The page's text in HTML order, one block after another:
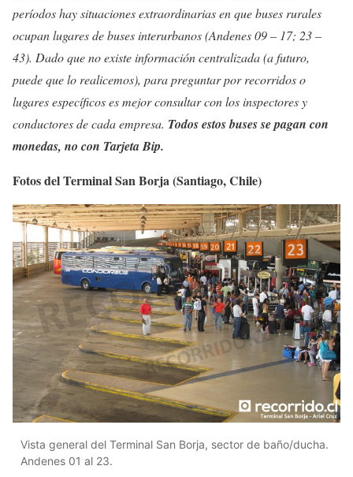
períodos hay situaciones extraordinarias en que buses rurales
ocupan lugares de buses interurbanos (Andenes 09 – 17; 23 –
43). Dado que no existe información centralizada (a futuro,
puede que lo realicemos), para preguntar por recorridos o
lugares específicos es mejor consultar con los inspectores y
conductores de cada empresa. Todos estos buses se pagan con
monedas, no con Tarjeta Bip.
Fotos del Terminal San Borja (Santiago, Chile)
Vista general del Terminal San Borja, sector de baño/ducha.
Andenes 01 al 23.